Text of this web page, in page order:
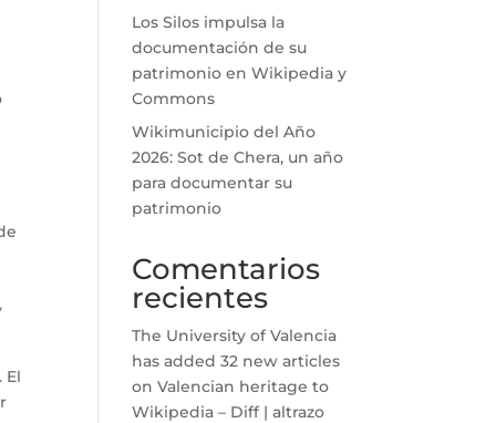
El
Los Silos impulsa la
documentación de su
patrimonio en Wikipedia y
Commons
Wikimunicipio del Año
2026: Sot de Chera, un año
para documentar su
patrimonio
Comentarios
recientes
The University of Valencia
has added 32 new articles
on Valencian heritage to
Wikipedia – Diff | altrazo